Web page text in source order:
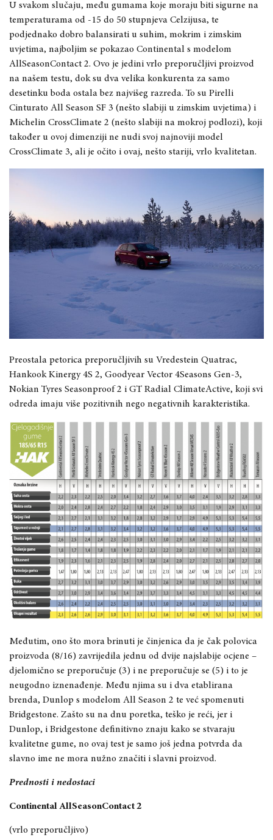
U svakom slučaju, među gumama koje moraju biti sigurne na
temperaturama od -15 do 50 stupnjeva Celzijusa, te
podjednako dobro balansirati u suhim, mokrim i zimskim
uvjetima, najboljim se pokazao Continental s modelom
AllSeasonContact 2. Ovo je jedini vrlo preporučljivi proizvod
na našem testu, dok su dva velika konkurenta za samo
desetinku boda ostala bez najvišeg razreda. To su Pirelli
Cinturato All Season SF 3 (nešto slabiji u zimskim uvjetima) i
Michelin CrossClimate 2 (nešto slabiji na mokroj podlozi), koji
također u ovoj dimenziji ne nudi svoj najnoviji model
CrossClimate 3, ali je očito i ovaj, nešto stariji, vrlo kvalitetan.
Preostala petorica preporučljivih su Vredestein Quatrac,
Hankook Kinergy 4S 2, Goodyear Vector 4Seasons Gen-3,
Nokian Tyres Seasonproof 2 i GT Radial ClimateActive, koji svi
odreda imaju više pozitivnih nego negativnih karakteristika.
Međutim, ono što mora brinuti je činjenica da je čak polovica
proizvoda (8/16) zavrijedila jednu od dvije najslabije ocjene –
djelomično se preporučuje (3) i ne preporučuje se (5) i to je
neugodno iznenađenje. Među njima su i dva etablirana
brenda, Dunlop s modelom All Season 2 te već spomenuti
Bridgestone. Zašto su na dnu poretka, teško je reći, jer i
Dunlop, i Bridgestone definitivno znaju kako se stvaraju
kvalitetne gume, no ovaj test je samo još jedna potvrda da
slavno ime ne mora nužno značiti i slavni proizvod.
Prednosti i nedostaci
Continental AllSeasonContact 2
(vrlo preporučljivo)